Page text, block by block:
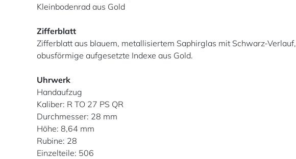
Kleinbodenrad aus Gold
Zifferblatt
Zifferblatt aus blauem, metallisiertem Saphirglas mit Schwarz-Verlauf,
obusförmige aufgesetzte Indexe aus Gold.
Uhrwerk
Handaufzug
Kaliber: R TO 27 PS QR
Durchmesser: 28 mm
Höhe: 8,64 mm
Rubine: 28
Einzelteile: 506